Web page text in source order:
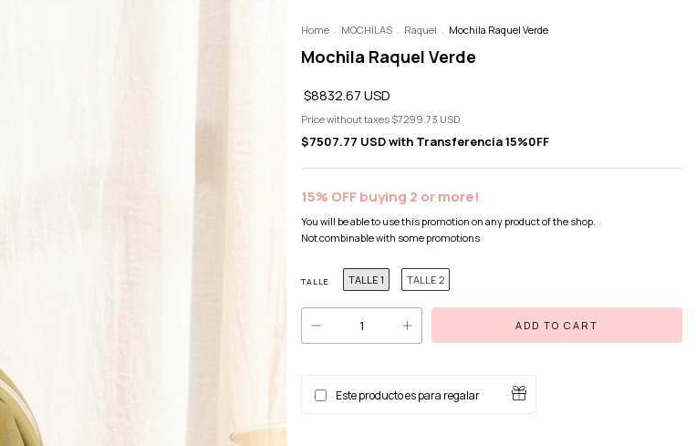
Home . MOCHILAS . Raquel . Mochila Raquel Verde
Mochila Raquel Verde
$8832.67 USD
Price without taxes $7299.73 USD
$7507.77 USDwith Transferencia 15%0FF
15% OFF buying 2 or more!
You will be able to use this promotion on any product of the shop.
Not combinable with some promotions
TALLE TALLE 1 TALLE 2
Este producto es para regalar